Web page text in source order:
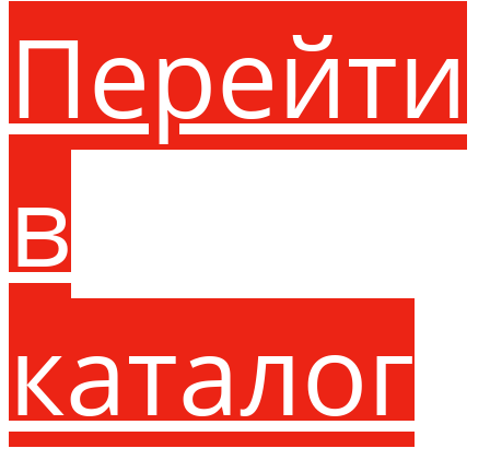
Перейти
в
каталог